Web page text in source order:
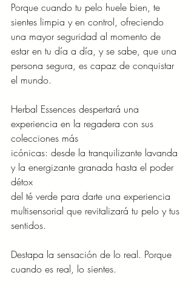
Porque cuando tu pelo huele bien, te
sientes limpia y en control, ofreciendo
una mayor seguridad al momento de
estar en tu día a día, y se sabe, que una
persona segura, es capaz de conquistar
el mundo.
Herbal Essences despertará una
experiencia en la regadera con sus
colecciones más
icónicas: desde la tranquilizante lavanda
y la energizante granada hasta el poder
détox
del té verde para darte una experiencia
multisensorial que revitalizará tu pelo y tus
sentidos.
Destapa la sensación de lo real. Porque
cuando es real, lo sientes.